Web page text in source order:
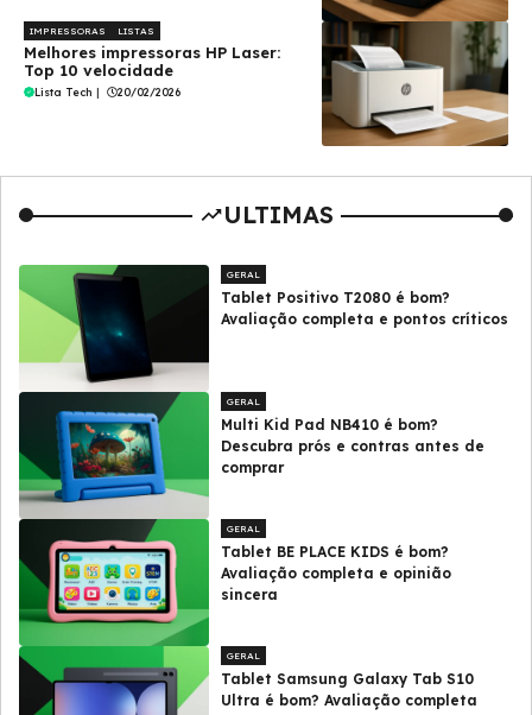
IMPRESSORAS LISTAS
Melhores impressoras HP Laser:
Top 10 velocidade
Lista Tech | 20/02/2026
ULTIMAS
GERAL
Tablet Positivo T2080 é bom?
Avaliação completa e pontos críticos
GERAL
Multi Kid Pad NB410 é bom?
Descubra prós e contras antes de
comprar
GERAL
Tablet BE PLACE KIDS é bom?
Avaliação completa e opinião
sincera
GERAL
Tablet Samsung Galaxy Tab S10
Ultra é bom? Avaliação completa